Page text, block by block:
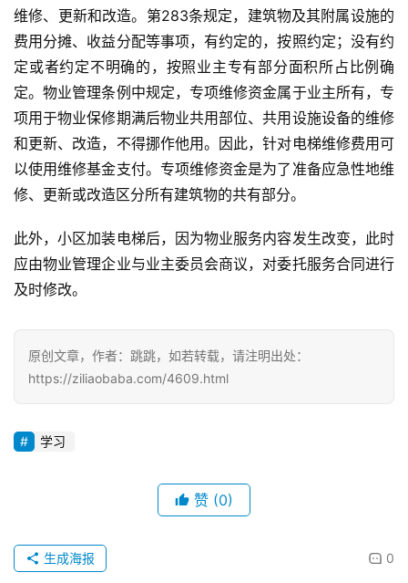
维修、更新和改造。第283条规定，建筑物及其附属设施的
费用分摊、收益分配等事项，有约定的，按照约定；没有约
定或者约定不明确的，按照业主专有部分面积所占比例确
定。物业管理条例中规定，专项维修资金属于业主所有，专
项用于物业保修期满后物业共用部位、共用设施设备的维修
和更新、改造，不得挪作他用。因此，针对电梯维修费用可
以使用维修基金支付。专项维修资金是为了准备应急性地维
修、更新或改造区分所有建筑物的共有部分。
此外，小区加装电梯后，因为物业服务内容发生改变，此时
应由物业管理企业与业主委员会商议，对委托服务合同进行
及时修改。
原创文章，作者：跳跳，如若转载，请注明出处：
https://ziliaobaba.com/4609.html
学习
赞 (0)
0
生成海报